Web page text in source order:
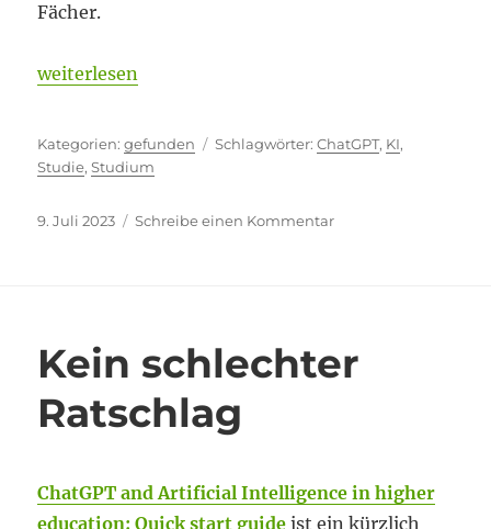
Fächer.
„Hauptsache, der KI-generierte Output stimmt“
weiterlesen
Kategorien
gefunden Schlagwörter
ChatGPT, KI,
Studie,Studium
Veröffentlicht
9. Juli 2023 Schreibe einen Kommentarzu
stimmt
Kein schlechter
Ratschlag
ChatGPT and Artificial Intelligence in higher
education: Quick start guide ist ein kürzlich